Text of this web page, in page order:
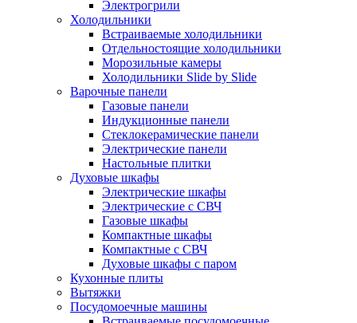
Электрогрили
Холодильники
Встраиваемые холодильники
Отдельностоящие холодильники
Морозильные камеры
Холодильники Slide by Slide
Варочные панели
Газовые панели
Индукционные панели
Стеклокерамические панели
Электрические панели
Настольные плитки
Духовые шкафы
Электрические шкафы
Электрические с СВЧ
Газовые шкафы
Компактные шкафы
Компактные с СВЧ
Духовые шкафы с паром
Кухонные плиты
Вытяжки
Посудомоечные машины